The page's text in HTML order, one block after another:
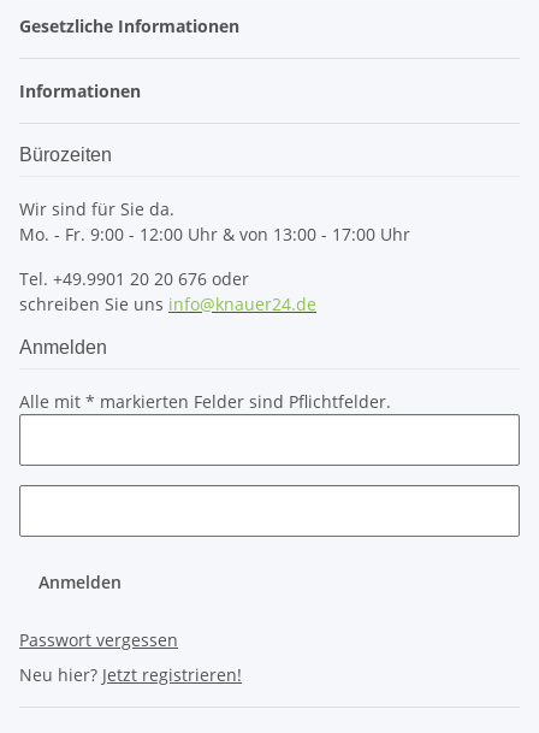
Gesetzliche Informationen
Informationen
Bürozeiten
Wir sind für Sie da.
Mo. - Fr. 9:00 - 12:00 Uhr & von 13:00 - 17:00 Uhr
Tel. +49.9901 20 20 676 oder
schreiben Sie uns info@knauer24.de
Anmelden
Alle mit * markierten Felder sind Pflichtfelder.
Anmelden
Passwort vergessen
Neu hier? Jetzt registrieren!